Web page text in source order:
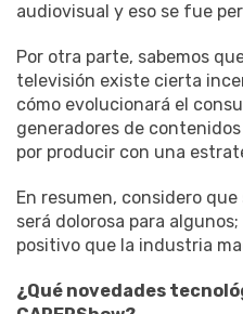
audiovisual y eso se fue
Por otra parte, sabemos
televisión existe cierta
cómo evolucionará el
generadores de
por producir con una
En resumen, considero
será dolorosa para
positivo que la industria
¿Qué novedades